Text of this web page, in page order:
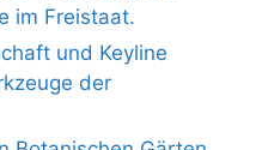
im Freistaat.
und Keyline
der